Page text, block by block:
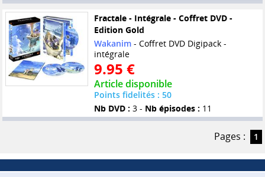
Fractale - Intégrale - Coffret DVD -
Edition Gold
Wakanim- Coffret DVD Digipack -
intégrale
9.95 €
Article disponible
Points fidelités : 50
Nb DVD : 3 - Nb épisodes : 11
Pages : 1